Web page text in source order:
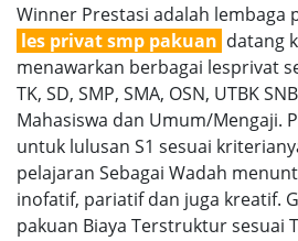
Winner Prestasi adalah lembaga
les privat smp pakuan datang
menawarkan berbagai lesprivat
TK, SD, SMP, SMA, OSN, UTBK
Mahasiswa dan Umum/Mengaji.
untuk lulusan S1 sesuai
pelajaran Sebagai Wadah
inofatif, pariatif dan juga kreatif.
pakuan Biaya Terstruktur sesuai